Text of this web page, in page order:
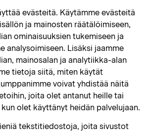
evästeitä. Käytämme evästeitä
ja mainosten räätälöimiseen,
ominaisuuksien tukemiseen ja
analysoimiseen. Lisäksi jaamme
mainosalan ja analytiikka-alan
tietoja siitä, miten käytät
voivat yhdistää näitä
joita olet antanut heille tai
olet käyttänyt heidän palvelujaan.
tekstitiedostoja, joita sivustot